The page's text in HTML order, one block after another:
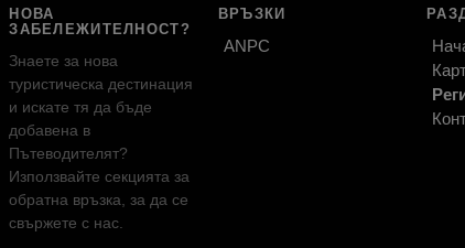
НОВА
ЗАБЕЛЕЖИТЕЛНОСТ?
Знаете за нова
туристическа дестинация
и искате тя да бъде
добавена в
Пътеводителят?
Използвайте секцията за
обратна връзка, за да се
свържете с нас.
ВРЪЗКИ
ANPC